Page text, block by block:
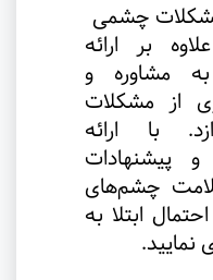
چشمی
بر ارائه
به مشاوره و
از مشکلات
با ارائه
و پیشنهادات
چشم‌های
ابتلا به
نمایید.